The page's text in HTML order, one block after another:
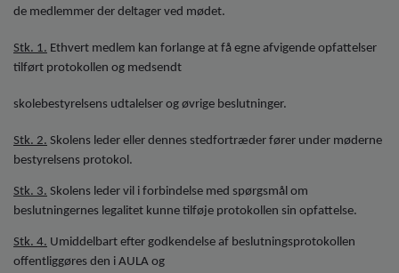
de medlemmer der deltager ved mødet.
Stk. 1. Ethvert medlem kan forlange at få egne afvigende opfattelser
tilført protokollen og medsendt
skolebestyrelsens udtalelser og øvrige beslutninger.
Stk. 2. Skolens leder eller dennes stedfortræder fører under møderne
bestyrelsens protokol.
Stk. 3. Skolens leder vil i forbindelse med spørgsmål om
beslutningernes legalitet kunne tilføje protokollen sin opfattelse.
Stk. 4. Umiddelbart efter godkendelse af beslutningsprotokollen
offentliggøres den i AULA og